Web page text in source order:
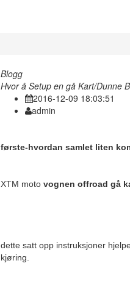
Blogg
Hvor å Setup en gå Kart/Dunne
2016-12-09 18:03:51
admin
første-hvordan samlet liten
XTM moto vognen offroad gå
dette satt opp instruksjoner
kjøring.